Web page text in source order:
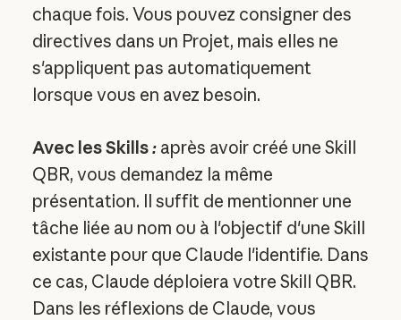
chaque fois. Vous pouvez consigner des
directives dans un Projet, mais elles ne
s'appliquent pas automatiquement
lorsque vous en avez besoin.
Avec les Skills:après avoir créé une Skill
QBR, vous demandez la même
présentation. Il suffit de mentionner une
tâche liée au nom ou à l'objectif d'une Skill
existante pour que Claude l'identifie. Dans
ce cas, Claude déploiera votre Skill QBR.
Dans les réflexions de Claude, vous